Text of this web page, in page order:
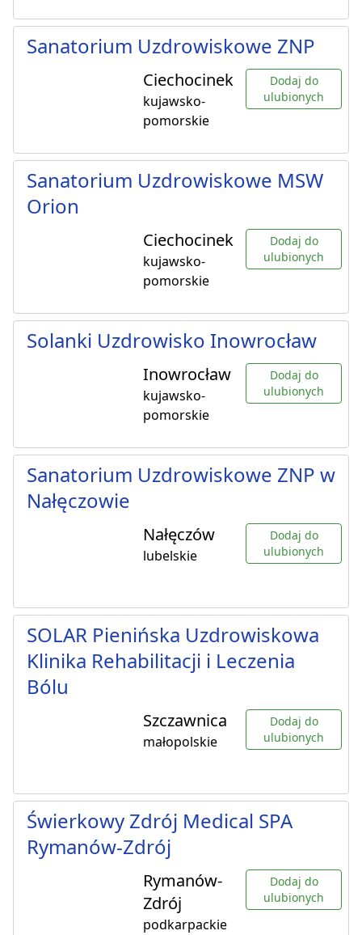
Sanatorium Uzdrowiskowe ZNP
Ciechocinek
kujawsko-
pomorskie
Dodaj do
ulubionych
Sanatorium Uzdrowiskowe MSW
Orion
Ciechocinek
kujawsko-
pomorskie
Dodaj do
ulubionych
Solanki Uzdrowisko Inowrocław
Inowrocław
kujawsko-
pomorskie
Dodaj do
ulubionych
Sanatorium Uzdrowiskowe ZNP w
Nałęczowie
Nałęczów
lubelskie
Dodaj do
ulubionych
SOLAR Pienińska Uzdrowiskowa
Klinika Rehabilitacji i Leczenia
Bólu
Szczawnica
małopolskie
Dodaj do
ulubionych
Świerkowy Zdrój Medical SPA
Rymanów-Zdrój
Rymanów-
Zdrój
podkarpackie
Dodaj do
ulubionych